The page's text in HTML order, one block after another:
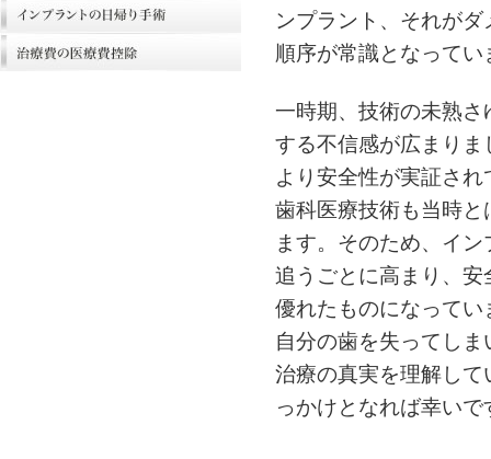
ンプラント、それが
順序が常識となってい
一時期、技術の未熟
する不信感が広まり
より安全性が実証さ
歯科医療技術も当時
ます。そのため、イ
追うごとに高まり、
優れたものになってい
自分の歯を失ってし
治療の真実を理解し
っかけとなれば幸いで